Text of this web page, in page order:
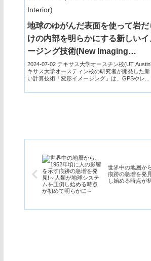
地球のゆがんだ表面を使って岩だ
けの内部を明らかにする新しいイ
ージング技術(New Imaging
Technique Uses Earth’s Warped
Surface to Reveal Rocky
2024-07-02 テキサス大学オースチン校(UT
キサス大学オースティン校の研究者が開発した新
い計算技術「変形イメージング」は、GPSやレ...
世界中の地層か
痕跡の急増を発
し始める時点が